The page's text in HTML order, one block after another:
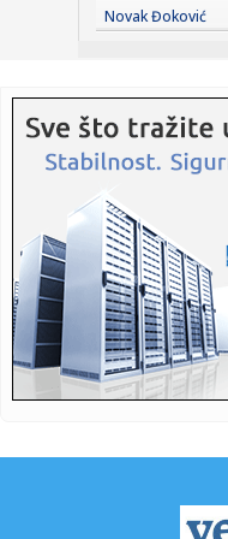
vodostaj...
07:01: Stevan
od ...
07:01:
povređenih
07:01:Ni danas
07:01:Bivši član
pismu Vuči...
07:01:Država se za
zadužuje k...
Temperaturni
Novak Đoković